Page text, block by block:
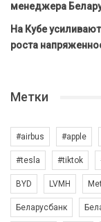
менеджера
На Кубе
роста
Метки
#airbus #apple
#tesla #tiktok
BYD LVMH
Беларусбанк